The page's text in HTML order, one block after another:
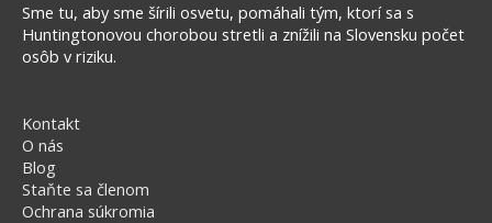
Sme tu, aby sme šírili osvetu, pomáhali tým, ktorí sa s
Huntingtonovou chorobou stretli a znížili na Slovensku počet
osôb v riziku.
Kontakt
O nás
Blog
Staňte sa členom
Ochrana súkromia